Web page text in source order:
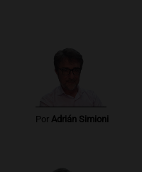
Por Adrián Simioni